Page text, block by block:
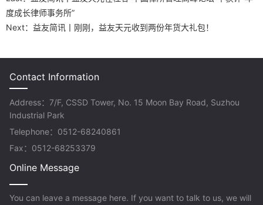
度成长律师事务所”
Next： 益友简讯丨刚刚，益友天元收到两份年货大礼包！
Contact Information
Address：7/F, CSSD Tower, No. 15 Moon Bay Road, Suzhou
Industrial Park
Telephone：0512-68240861
Fax：0512-68253379
Online Message
You can leave a message here. If you want to talk to us, we will